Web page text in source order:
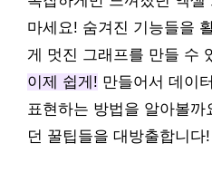
마세요! 숨겨진 기능들을
게 멋진 그래프를 만들 수
이제 쉽게! 만들어서 데이
표현하는 방법을 알아볼
던 꿀팁들을 대방출합니다!